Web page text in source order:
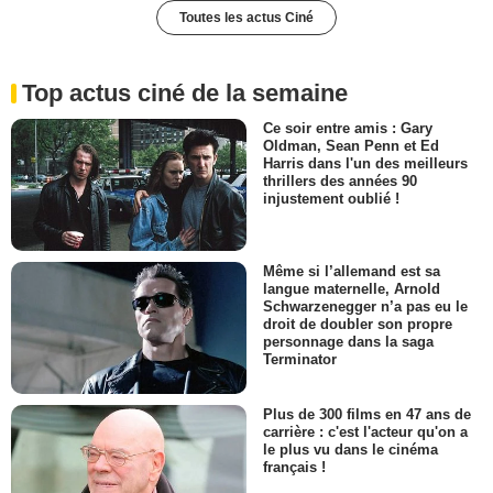
Toutes les actus Ciné
Top actus ciné de la semaine
Ce soir entre amis : Gary
Oldman, Sean Penn et Ed
Harris dans l'un des meilleurs
thrillers des années 90
injustement oublié !
Même si l’allemand est sa
langue maternelle, Arnold
Schwarzenegger n’a pas eu le
droit de doubler son propre
personnage dans la saga
Terminator
Plus de 300 films en 47 ans de
carrière : c'est l'acteur qu'on a
le plus vu dans le cinéma
français !